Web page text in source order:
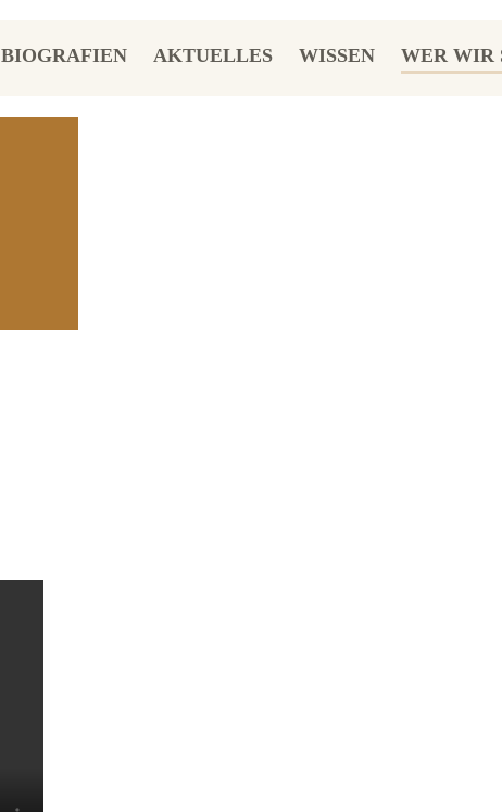
BIOGRAFIEN AKTUELLES WISSEN WER WIR